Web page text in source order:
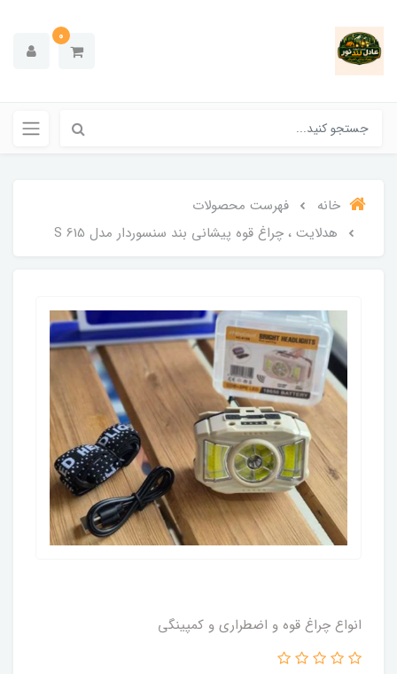
0
خانه
فهرست محصولات
هدلایت ، چراغ قوه پیشانی بند سنسوردار مدل 615 S
انواع چراغ قوه و اضطراری و کمپینگی